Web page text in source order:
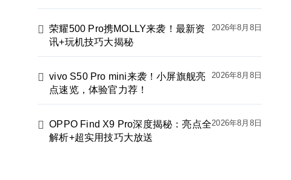
荣耀500 Pro携MOLLY来袭！最新资
讯+玩机技巧大揭秘
2026年8月8日
vivo S50 Pro mini来袭！小屏旗舰亮
点速览，体验官力荐！
2026年8月8日
OPPO Find X9 Pro深度揭秘：亮点全
解析+超实用技巧大放送
2026年8月8日